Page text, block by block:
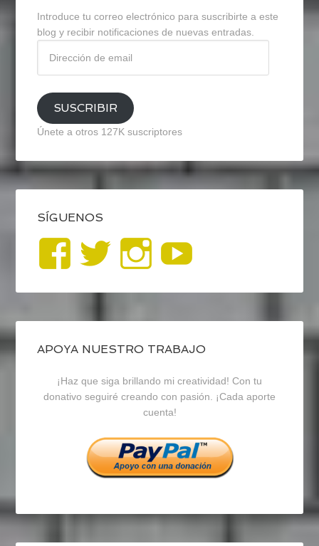
Introduce tu correo electrónico para suscribirte a este
blog y recibir notificaciones de nuevas entradas.
email
SUSCRIBIR
Únete a otros 127K suscriptores
SÍGUENOS
Ver
perfil
de
blogrecursosep
en
Facebook
Ver
perfil
de
recursosep
en
Twitter
Ver
perfil
de
recursosep
en
Instagram
APOYA NUESTRO TRABAJO
¡Haz que siga brillando mi creatividad! Con tu
donativo seguiré creando con pasión. ¡Cada aporte
cuenta!